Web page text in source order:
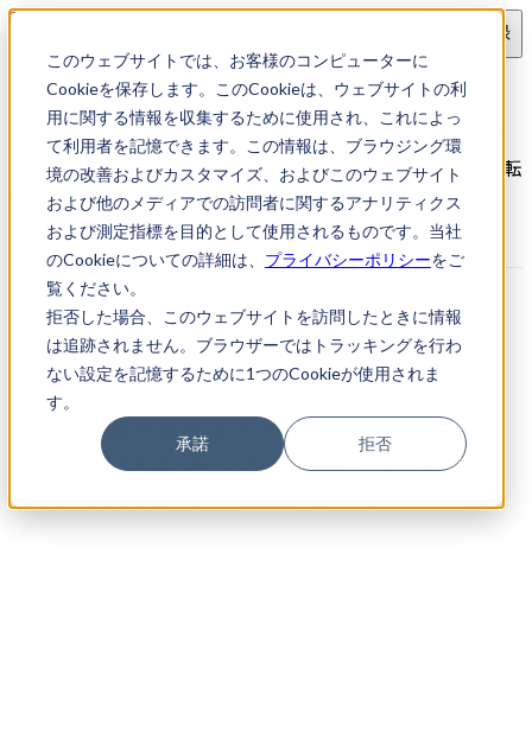
このウェブサイトでは、お客様のコンピューターに
Cookieを保存します。このCookieは、ウェブサイトの利
用に関する情報を収集するために使用され、これによっ
て利用者を記憶できます。この情報は、ブラウジング環
境の改善およびカスタマイズ、およびこのウェブサイト
および他のメディアでの訪問者に関するアナリティクス
および測定指標を目的として使用されるものです。当社
のCookieについての詳細は、 プライバシーポリシーをご
覧ください。
拒否した場合、このウェブサイトを訪問したときに情報
は追跡されません。ブラウザーではトラッキングを行わ
ない設定を記憶するために1つのCookieが使用されま
す。
承諾 拒否
会員登録
求人検索
【千葉県】メーカー・知財法務担当スタッフの求人
【千葉県】メーカー・知財法務担当スタッフの求人｜知財転
職・知財お仕事ナビ